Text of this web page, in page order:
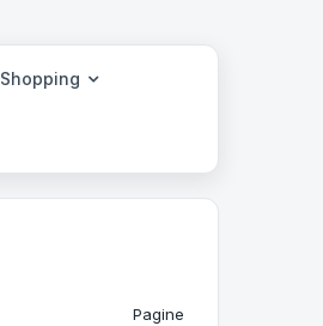
Shopping
Pagine